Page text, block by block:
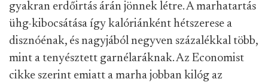
gyakran erdőirtás árán jönnek létre. A marhatartás
ühg-kibocsátása így kalóriánként hétszerese a
disznóénak, és nagyjából negyven százalékkal több,
mint a tenyésztett garnélaráknak. Az Economist
cikke szerint emiatt a marha jobban kilóg az